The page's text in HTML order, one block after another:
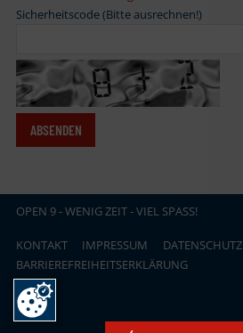
Sicherheitscode (Bitte ausrechnen!)
OPEN.9 - WENIG ZEIT - VIEL SPASS!
KONTAKT IMPRESSUM
DATENSCHUTZ
BARRIEREFREIHEITSERKLÄRUNG